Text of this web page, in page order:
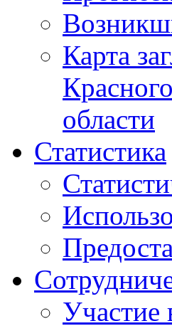
Карта
области
Статистика
Участие